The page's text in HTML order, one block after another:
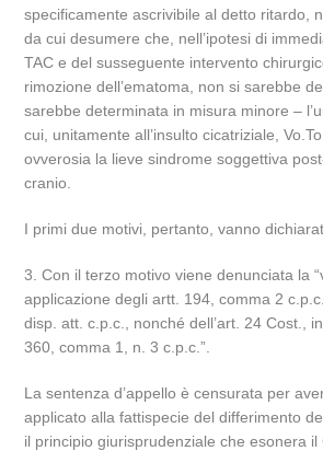
specificamente ascrivibile al detto ritardo,
da cui desumere che, nell’ipotesi di
TAC e del susseguente intervento
rimozione dell’ematoma, non si sarebbe
sarebbe determinata in misura minore –
cui, unitamente all’insulto cicatriziale,
ovverosia la lieve sindrome soggettiva
cranio.
I primi due motivi, pertanto, vanno
3. Con il terzo motivo viene denunciata la
applicazione degli artt. 194, comma 2
disp. att. c.p.c., nonché dell’art. 24 Cost.,
360, comma 1, n. 3 c.p.c.”.
La sentenza d’appello è censurata per
applicato alla fattispecie del differimento
il principio giurisprudenziale che esonera il